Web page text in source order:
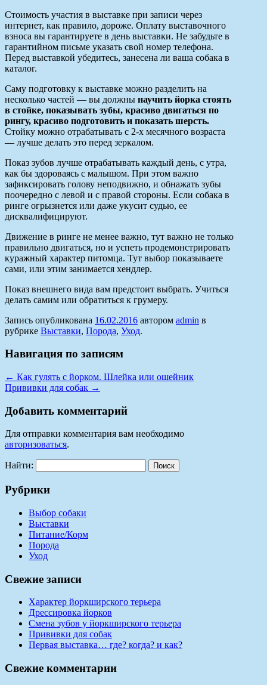
Стоимость участия в выставке при записи через
интернет, как правило, дороже. Оплату выставочного
взноса вы гарантируете в день выставки. Не забудьте в
гарантийном письме указать свой номер телефона.
Перед выставкой убедитесь, занесена ли ваша собака в
каталог.
Саму подготовку к выставке можно разделить на
несколько частей — вы должны научить йорка стоять
в стойке, показывать зубы, красиво двигаться по
рингу, красиво подготовить и показать шерсть.
Стойку можно отрабатывать с 2-х месячного возраста
— лучше делать это перед зеркалом.
Показ зубов лучше отрабатывать каждый день, с утра,
как бы здороваясь с малышом. При этом важно
зафиксировать голову неподвижно, и обнажать зубы
поочередно с левой и с правой стороны. Если собака в
ринге огрызнется или даже укусит судью, ее
дисквалифицируют.
Движение в ринге не менее важно, тут важно не только
правильно двигаться, но и успеть продемонстрировать
куражный характер питомца. Тут выбор показываете
сами, или этим занимается хендлер.
Показ внешнего вида вам предстоит выбрать. Учиться
делать самим или обратиться к грумеру.
Запись опубликована 16.02.2016 автором admin в
рубрике Выставки, Порода, Уход.
Навигация по записям
← Как гулять с йорком. Шлейка или ошейник
Прививки для собак →
Добавить комментарий
Для отправки комментария вам необходимо
авторизоваться.
Найти:
Рубрики
Выбор собаки
Выставки
Питание/Корм
Порода
Уход
Свежие записи
Характер йоркширского терьера
Дрессировка йорков
Смена зубов у йоркширского терьера
Прививки для собак
Первая выставка… где? когда? и как?
Свежие комментарии